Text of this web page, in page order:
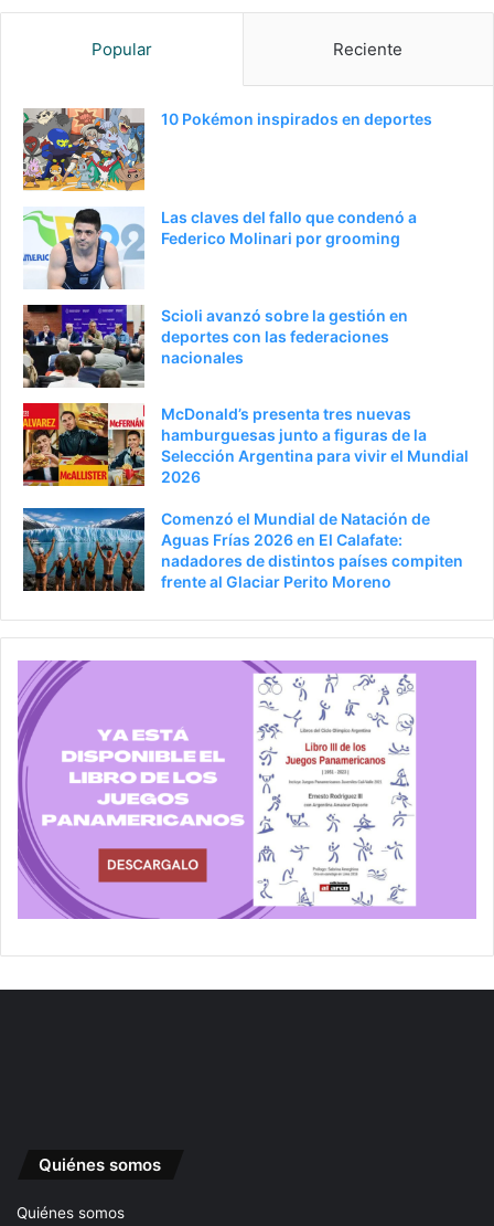
Popular Reciente
10 Pokémon inspirados en deportes
Las claves del fallo que condenó a
Federico Molinari por grooming
Scioli avanzó sobre la gestión en
deportes con las federaciones
nacionales
McDonald’s presenta tres nuevas
hamburguesas junto a figuras de la
Selección Argentina para vivir el Mundial
2026
Comenzó el Mundial de Natación de
Aguas Frías 2026 en El Calafate:
nadadores de distintos países compiten
frente al Glaciar Perito Moreno
Quiénes somos
Quiénes somos